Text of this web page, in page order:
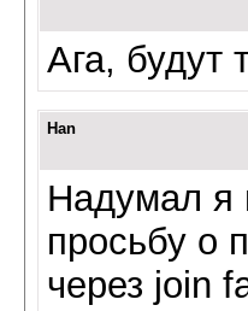
Ага, будут
Han
Надумал я
просьбу о
через join